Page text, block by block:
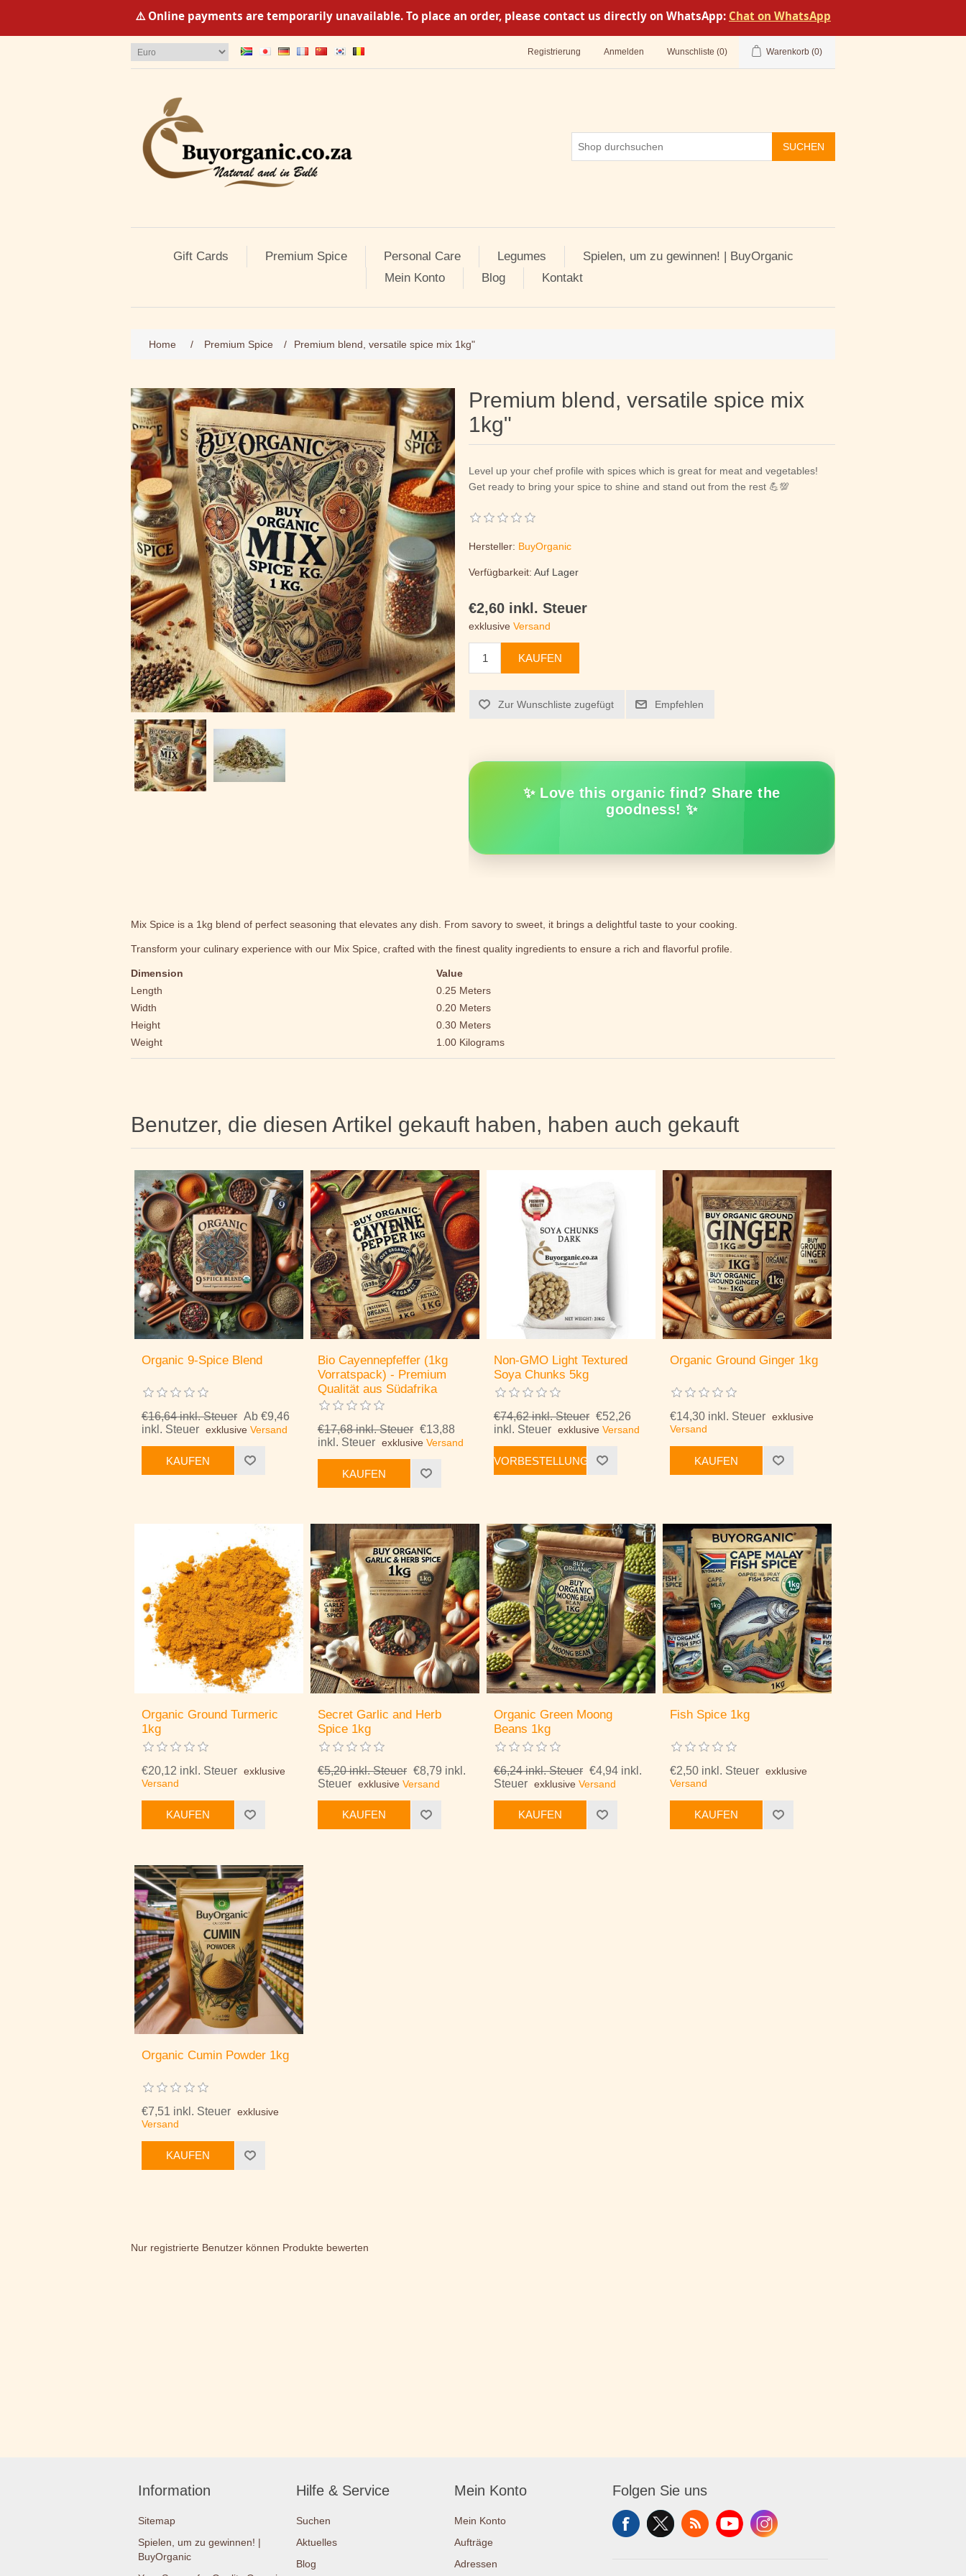
⚠️ Online payments are temporarily unavailable. To place an order, please contact us directly on WhatsApp: Chat on WhatsApp
Registrierung Anmelden Wunschliste (0) Warenkorb (0)
SUCHEN
Gift Cards Premium Spice Personal Care Legumes
Spielen, um zu gewinnen! | BuyOrganic
Mein Konto
Blog Kontakt
Home / Premium Spice / Premium blend, versatile spice mix 1kg"
Premium blend, versatile spice mix
1kg"
Level up your chef profile with spices which is great for meat and vegetables!
Get ready to bring your spice to shine and stand out from the rest 💪💯
Hersteller: BuyOrganic
Verfügbarkeit: Auf Lager
€2,60 inkl. Steuer
exklusiveVersand
KAUFEN
Zur Wunschliste zugefügt Empfehlen
✨ Love this organic find? Share the
goodness! ✨
Mix Spice is a 1kg blend of perfect seasoning that elevates any dish. From savory to sweet, it brings a delightful taste to your cooking.
Transform your culinary experience with our Mix Spice, crafted with the finest quality ingredients to ensure a rich and flavorful profile.
Dimension
Value
Length
0.25 Meters
Width
0.20 Meters
Height
0.30 Meters
Weight
1.00 Kilograms
Benutzer, die diesen Artikel gekauft haben, haben auch gekauft
Organic 9-Spice Blend
€16,64 inkl. Steuer Ab €9,46
inkl. Steuer exklusive Versand
KAUFEN
Bio Cayennepfeffer (1kg
Vorratspack) - Premium
Qualität aus Südafrika
€17,68 inkl. Steuer €13,88
inkl. Steuer exklusive Versand
KAUFEN
Non-GMO Light Textured
Soya Chunks 5kg
€74,62 inkl. Steuer €52,26
inkl. Steuer exklusive Versand
VORBESTELLUNG
Organic Ground Ginger 1kg
€14,30 inkl. Steuer exklusive
Versand
KAUFEN
Organic Ground Turmeric
1kg
€20,12 inkl. Steuer exklusive
Versand
KAUFEN
Secret Garlic and Herb
Spice 1kg
€5,20 inkl. Steuer €8,79 inkl.
Steuer exklusive Versand
KAUFEN
Organic Green Moong
Beans 1kg
€6,24 inkl. Steuer €4,94 inkl.
Steuer exklusive Versand
KAUFEN
Fish Spice 1kg
€2,50 inkl. Steuer exklusive
Versand
KAUFEN
Organic Cumin Powder 1kg
€7,51 inkl. Steuer exklusive
Versand
KAUFEN
Nur registrierte Benutzer können Produkte bewerten
Information
Sitemap
Spielen, um zu gewinnen! |
BuyOrganic
Hilfe & Service
Suchen
Aktuelles
Blog
Mein Konto
Mein Konto
Aufträge
Adressen
Folgen Sie uns